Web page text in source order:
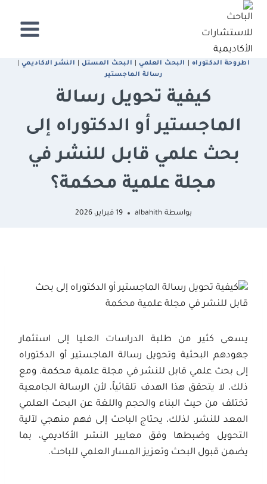
التجاوز
اطروحة الدكتوراه البحث العلمي البحث المستل النشر الاكاديمي
رﺳﺎﻟﺔ اﻟﻤﺎﺟﺴﺘﻴﺮ
كيفية تحويل رسالة
الماجستير أو الدكتوراه إلى
بحث علمي قابل للنشر في
مجلة علمية محكمة؟
بواسطة albahith 19 فبراير، 2026
يسعى كثير من طلبة الدراسات العليا إلى استثمار
جهودهم البحثية وتحويل رسالة الماجستير أو الدكتوراه
إلى بحث علمي قابل للنشر في مجلة علمية محكمة. ومع
ذلك، لا يتحقق هذا الهدف تلقائياً، لأن الرسالة الجامعية
تختلف من حيث البناء والحجم واللغة عن البحث العلمي
المعد للنشر. لذلك، يحتاج الباحث إلى فهم منهجي لآلية
التحويل وضبطها وفق معايير النشر الأكاديمي، بما
يضمن قبول البحث وتعزيز المسار العلمي للباحث.